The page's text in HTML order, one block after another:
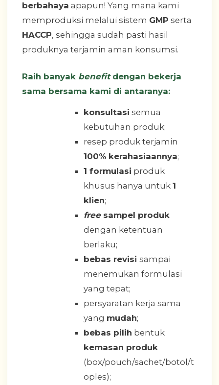
berbahaya apapun! Yang mana kami
memproduksi melalui sistem GMP serta
HACCP, sehingga sudah pasti hasil
produknya terjamin aman konsumsi.
Raih banyak benefitdengan bekerja
sama bersama kami di antaranya:
konsultasi semua
kebutuhan produk;
resep produk terjamin
100% kerahasiaannya;
1 formulasi produk
khusus hanya untuk 1
klien;
freesampel produk
dengan ketentuan
berlaku;
bebas revisi sampai
menemukan formulasi
yang tepat;
persyaratan kerja sama
yang mudah;
bebas pilih bentuk
kemasan produk
(box/pouch/sachet/botol/t
oples);